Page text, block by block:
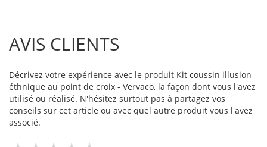
AVIS CLIENTS
Décrivez votre expérience avec le produit Kit coussin illusion
éthnique au point de croix - Vervaco, la façon dont vous l'avez
utilisé ou réalisé. N'hésitez surtout pas à partagez vos
conseils sur cet article ou avec quel autre produit vous l'avez
associé.